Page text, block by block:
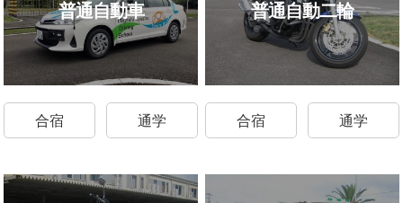
普通自動車
合宿 通学
普通自動二輪
合宿 通学